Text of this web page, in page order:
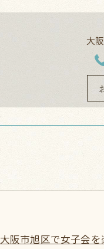
大
大阪市旭区で女子会